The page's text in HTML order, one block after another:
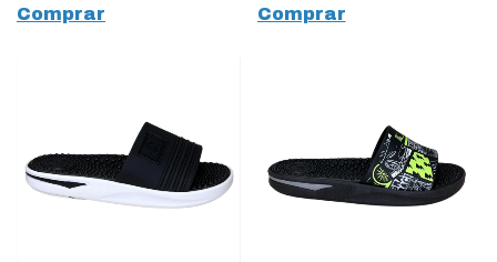
Comprar
Comprar